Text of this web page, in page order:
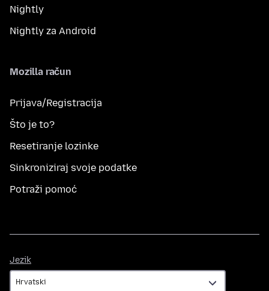
Nightly
Nightly za Android
Mozilla račun
Prijava/Registracija
Što je to?
Resetiranje lozinke
Sinkroniziraj svoje podatke
Potraži pomoć
Jezik